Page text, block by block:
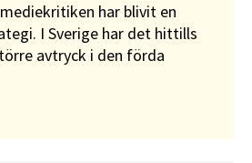
har blivit en
I Sverige har det hittills
avtryck i den förda